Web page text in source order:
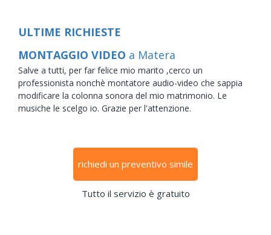
ULTIME RICHIESTE
MONTAGGIO VIDEO a Matera
Salve a tutti, per far felice mio marito ,cerco un
professionista nonchè montatore audio-video che sappia
modificare la colonna sonora del mio matrimonio. Le
musiche le scelgo io. Grazie per l'attenzione.
richiedi un preventivo simile
Tutto il servizio è gratuito